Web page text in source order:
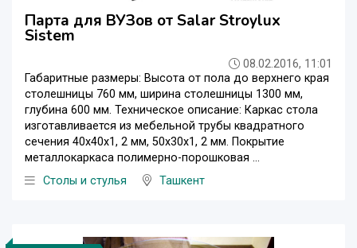
Парта для ВУЗов от Salar Stroylux
Sistem
08.02.2016, 11:01
Габаритные размеры: Высота от пола до верхнего края
столешницы 760 мм, ширина столешницы 1300 мм,
глубина 600 мм. Техническое описание: Каркас стола
изготавливается из мебельной трубы квадратного
сечения 40х40х1, 2 мм, 50х30х1, 2 мм. Покрытие
металлокаркаса полимерно-порошковая ...
Столы и стулья
Ташкент